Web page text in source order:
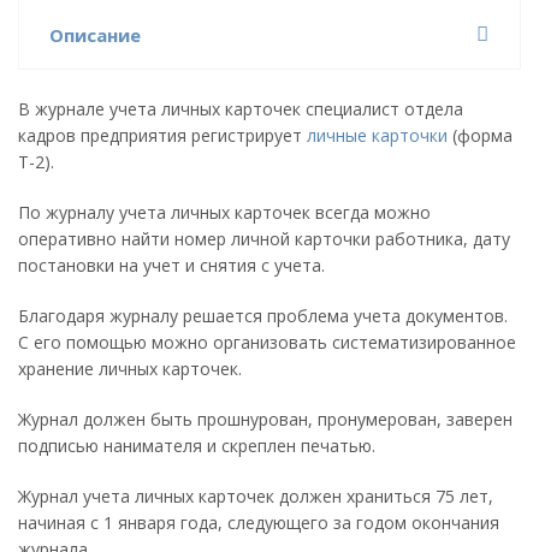
Описание
В журнале учета личных карточек специалист отдела
кадров предприятия регистрирует личные карточки (форма
Т-2).
По журналу учета личных карточек всегда можно
оперативно найти номер личной карточки работника, дату
постановки на учет и снятия с учета.
Благодаря журналу решается проблема учета документов.
С его помощью можно организовать систематизированное
хранение личных карточек.
Журнал должен быть прошнурован, пронумерован, заверен
подписью нанимателя и скреплен печатью.
Журнал учета личных карточек должен храниться 75 лет,
начиная с 1 января года, следующего за годом окончания